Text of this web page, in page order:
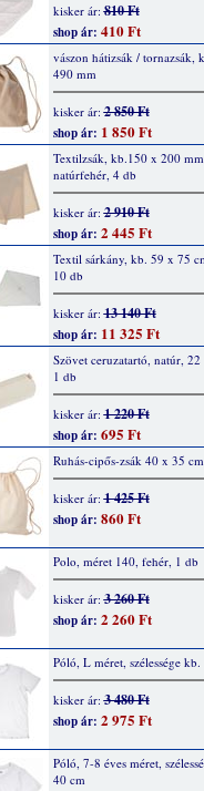
kisker ár:810 Ft
shop ár: 410 Ft
vászon hátizsák / tornazsák,
490 mm
kisker ár:2 850 Ft
shop ár: 1 850 Ft
Textilzsák, kb.150 x 200
natúrfehér, 4 db
kisker ár:2 910 Ft
shop ár: 2 445 Ft
Textil sárkány, kb. 59 x 75
10 db
kisker ár:13 140 Ft
shop ár: 11 325 Ft
Szövet ceruzatartó, natúr,
1 db
kisker ár:1 220 Ft
shop ár: 695 Ft
Ruhás-cipős-zsák 40 x 35 cm
kisker ár:1 425 Ft
shop ár: 860 Ft
Polo, méret 140, fehér, 1 db
kisker ár:3 260 Ft
shop ár: 2 260 Ft
Póló, L méret, szélessége
kisker ár:3 480 Ft
shop ár: 2 975 Ft
Póló, 7-8 éves méret,
40 cm